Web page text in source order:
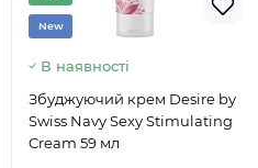
New
В наявності
Збуджуючий крем Desire by
Swiss Navy Sexy Stimulating
Cream 59 мл